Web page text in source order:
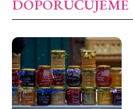
DOPORUČUJEME